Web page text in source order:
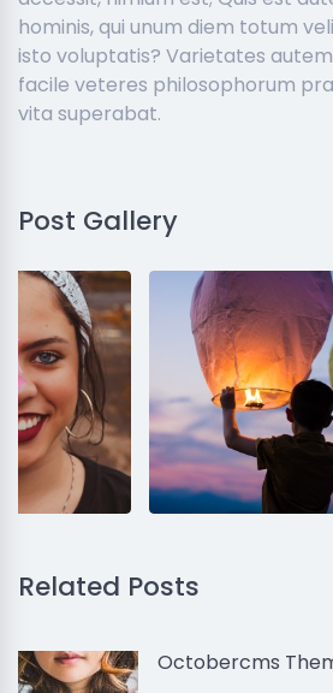
hominis, qui unum diem totum
isto voluptatis? Varietates
facile veteres philosophorum
vita superabat.
Post Gallery
Related Posts
Octobercms